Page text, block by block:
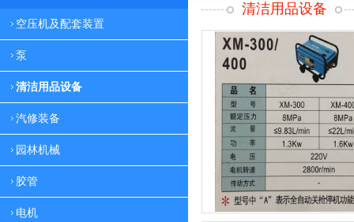
空压机及配套装置
泵
清洁用品设备
汽修装备
园林机械
胶管
电机
清洁用品设备